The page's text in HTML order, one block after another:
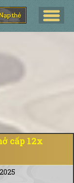
cấp 12x